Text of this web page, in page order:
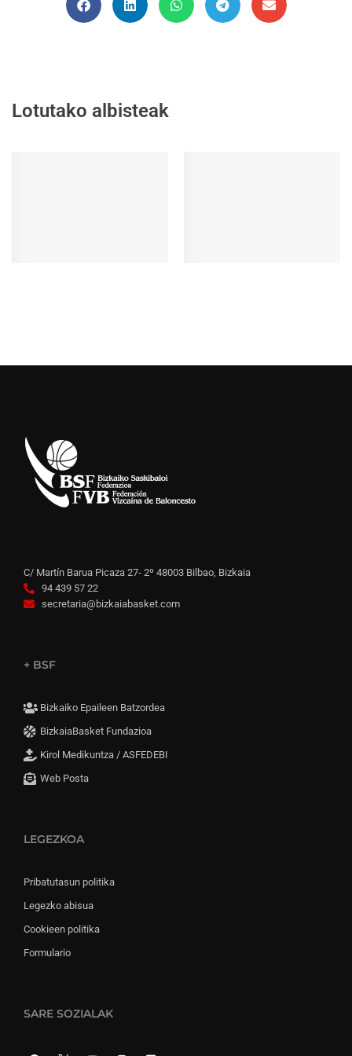
Lotutako albisteak
C/ Martín Barua Picaza 27- 2º 48003 Bilbao, Bizkaia
94 439 57 22
secretaria@bizkaiabasket.com
+ BSF
Bizkaiko Epaileen Batzordea
BizkaiaBasket Fundazioa
Kirol Medikuntza / ASFEDEBI
Web Posta
LEGEZKOA
Pribatutasun politika
Legezko abisua
Cookieen politika
Formulario
SARE SOZIALAK